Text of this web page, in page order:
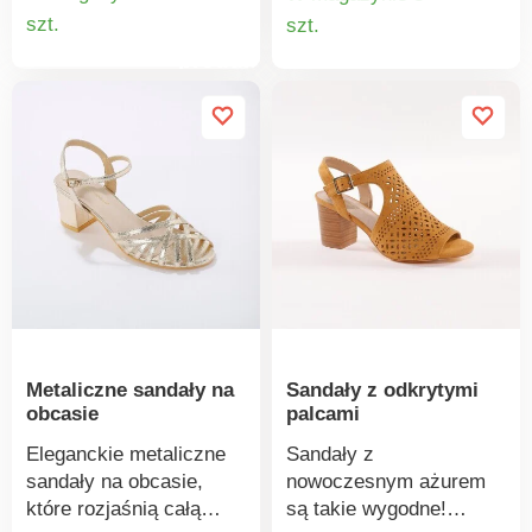
należy również zadbać o
ułatwiającą zakładanie i
zdejmowanie. Stały
Antypoślizgowa
podeszwa.
szt.
skóry i skóry z
krokodylim wzorem.
wkładką. Nowe buty
można zaimpregnować
niewielką ilością
mleczka toaletowego
szt.
Metaliczne sandały na
obcasie
Eleganckie metaliczne
sandały na obcasie,
które rozjaśnią całą
Sandały z odkrytymi
palcami
Sandały z
nowoczesnym ażurem
są takie wygodne!